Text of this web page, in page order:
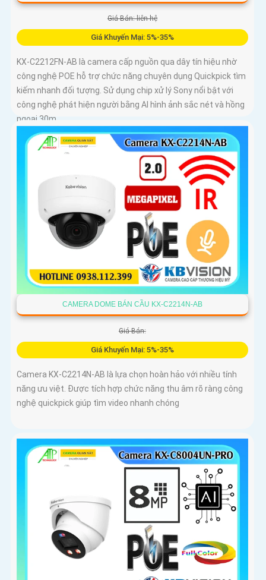
Giá Bán: liên hệ
Giá Khuyến Mại: 5%-35%
KX-C2212FN-AB là camera cấp nguồn qua dây tín hiệu nhờ
công nghệ POE hỗ trợ chức năng chuyên dụng Quickpick tìm
kiếm nhanh đối tượng. Sử dụng chip xử lý Sony nổi bật với
công nghệ phát hiện người bằng AI hình ảnh sắc nét và hồng
ngoại 30m
CAMERA DOME BÁN CẦU KX-C2214N-AB
Giá Bán:
Giá Khuyến Mại: 5%-35%
Camera KX-C2214N-AB là lựa chọn hoàn hảo với nhiều tính
năng ưu việt. Được tích hợp chức năng thu âm rõ ràng công
nghệ quickpick giúp tìm video nhanh chóng